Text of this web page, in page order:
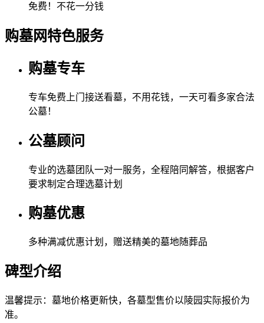
免费！ 不花一分钱
购墓网特色服务
购墓专车
专车免费上门接送看墓，不用花钱，一天可看多家合法
公墓！
公墓顾问
专业的选墓团队一对一服务，全程陪同解答，根据客户
要求制定合理选墓计划
购墓优惠
多种满减优惠计划，赠送精美的墓地随葬品
碑型介绍
温馨提示：墓地价格更新快，各墓型售价以陵园实际报价为
准。